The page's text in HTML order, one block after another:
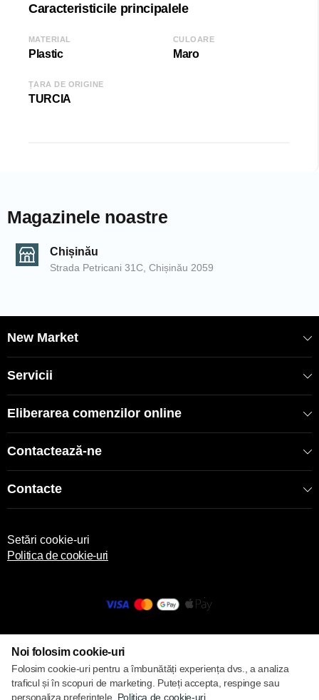
Lățime (L): 63,60 cm
COD: 2000007622
Caracteristicile principalele
MATERIAL
Plastic
CULOARE
Maro
ȚARA DE ORIGINE
TURCIA
Magazinele noastre
Chișinău
Strada Petricani 31C, Chișinău 2059
New Market
Servicii
Eliberarea comenzilor online
Contactează-ne
Contacte
Setări cookie-uri
Politica de cookie-uri
Noi folosim cookie-uri
Folosim cookie-uri pentru a îmbunătăți experiența dvs., a analiza
traficul și în scopuri de marketing. Puteți accepta, respinge sau
personaliza preferințele. Politica de cookie-uri